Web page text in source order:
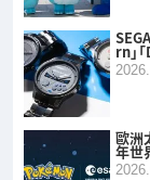
rn」
歐洲
年世